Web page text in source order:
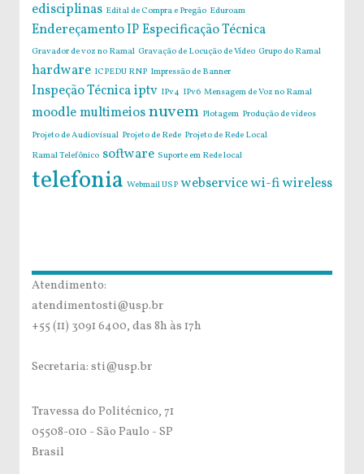
edisciplinas Edital de Compra e Pregão Eduroam
Endereçamento IPEspecificação Técnica
Gravador de voz no Ramal Gravação de Locução de Vídeo Grupo do Ramal
hardware ICPEDU RNP Impressão de Banner
Inspeção Técnicaiptv IPv4 IPv6 Mensagem de Voz no Ramal
moodlemultimeiosnuvem Plotagem Produção de vídeos
Projeto de Audiovisual Projeto de Rede Projeto de Rede Local
Ramal Telefônico software Suporte em Rede local
telefonia Webmail USP webservicewi-fiwireless
Atendimento:
atendimentosti@usp.br
+55 (11) 3091 6400, das 8h às 17h
Secretaria: sti@usp.br
Travessa do Politécnico, 71
05508-010 - São Paulo - SP
Brasil